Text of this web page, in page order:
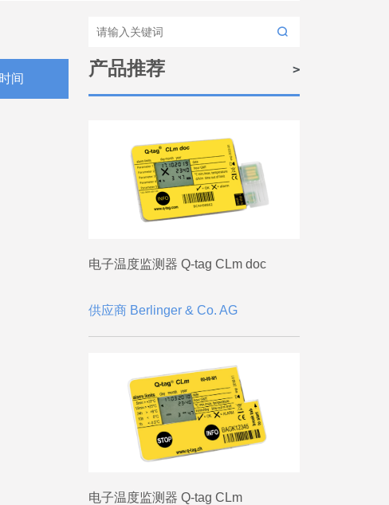
间 产品推荐
电子温度监测器 Q-tag CLm doc
供应商 Berlinger & Co. AG
电子温度监测器 Q-tag CLm